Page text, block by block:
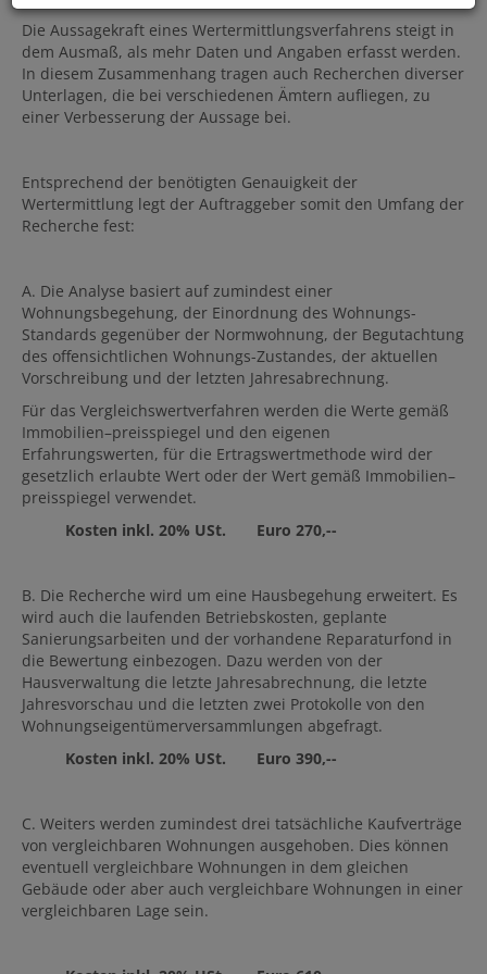
Die Aussagekraft eines Wertermittlungsverfahrens steigt in
dem Ausmaß, als mehr Daten und Angaben erfasst werden.
In diesem Zusammenhang tragen auch Recherchen diverser
Unterlagen, die bei verschiedenen Ämtern aufliegen, zu
einer Verbesserung der Aussage bei.
Entsprechend der benötigten Genauigkeit der
Wertermittlung legt der Auftraggeber somit den Umfang der
Recherche fest:
A. Die Analyse basiert auf zumindest einer
Wohnungsbegehung, der Einordnung des Wohnungs-
Standards gegenüber der Normwohnung, der Begutachtung
des offensichtlichen Wohnungs-Zustandes, der aktuellen
Vorschreibung und der letzten Jahresabrechnung.
Für das Vergleichswertverfahren werden die Werte gemäß
Immobilien–preisspiegel und den eigenen
Erfahrungswerten, für die Ertragswertmethode wird der
gesetzlich erlaubte Wert oder der Wert gemäß Immobilien–
preisspiegel verwendet.
Kosten inkl. 20% USt. Euro 270,--
B. Die Recherche wird um eine Hausbegehung erweitert. Es
wird auch die laufenden Betriebskosten, geplante
Sanierungsarbeiten und der vorhandene Reparaturfond in
die Bewertung einbezogen. Dazu werden von der
Hausverwaltung die letzte Jahresabrechnung, die letzte
Jahresvorschau und die letzten zwei Protokolle von den
Wohnungseigentümerversammlungen abgefragt.
Kosten inkl. 20% USt. Euro 390,--
C. Weiters werden zumindest drei tatsächliche Kaufverträge
von vergleichbaren Wohnungen ausgehoben. Dies können
eventuell vergleichbare Wohnungen in dem gleichen
Gebäude oder aber auch vergleichbare Wohnungen in einer
vergleichbaren Lage sein.